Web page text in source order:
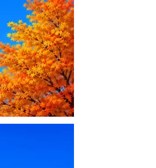
или перевести